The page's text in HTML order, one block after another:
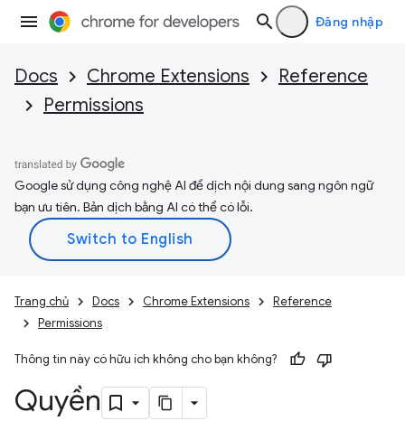
Đăng nhập
Docs Chrome Extensions
Reference
Permissions
Google sử dụng công nghệ AI để dịch nội dung sang ngôn ngữ
bạn ưu tiên. Bản dịch bằng AI có thể có lỗi.
Trang chủ Docs Chrome Extensions
Reference
Permissions
Thông tin này có hữu ích không cho bạn không?
Quyền